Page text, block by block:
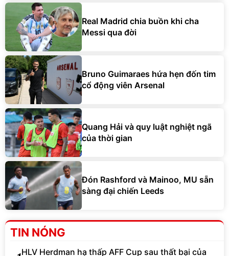
Real Madrid chia buồn khi cha
Messi qua đời
Bruno Guimaraes hứa hẹn đốn tim
cổ động viên Arsenal
Quang Hải và quy luật nghiệt ngã
của thời gian
Đón Rashford và Mainoo, MU sẵn
sàng đại chiến Leeds
TIN NÓNG
HLV Herdman hạ thấp AFF Cup sau thất bại của